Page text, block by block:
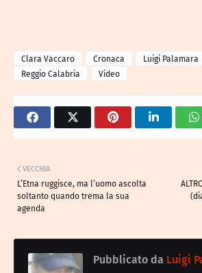
Clara Vaccaro Cronaca Luigi Palamara
Reggio Calabria
Video
VECCHIA
L’Etna ruggisce, ma l’uomo ascolta
soltanto quando trema la sua
agenda
Pubblicato da Luigi